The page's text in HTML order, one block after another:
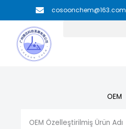
cosoonchem@163.com
OEM
OEM Özelleştirilmiş Ürün Adı